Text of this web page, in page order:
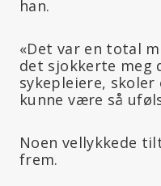
han.
«Det var en total
det sjokkerte meg
sykepleiere,
kunne være så
Noen vellykkede
frem.